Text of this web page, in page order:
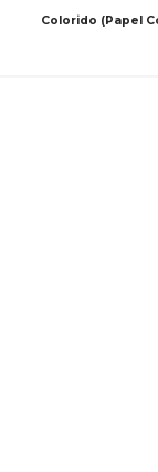
Colorido (Papel